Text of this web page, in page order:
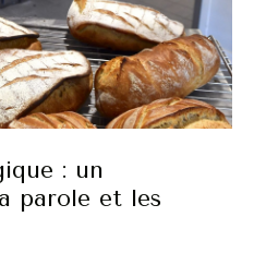
: un
parole et les